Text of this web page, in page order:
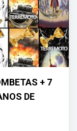
+ 7
DE